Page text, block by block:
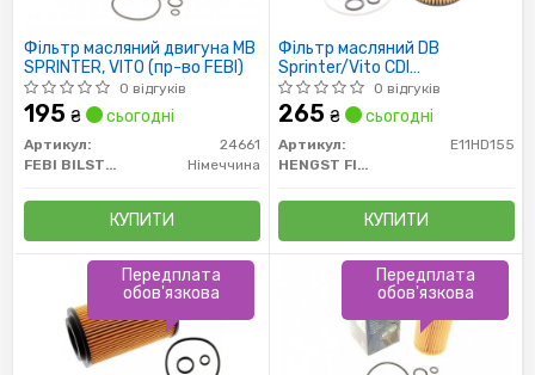
Фільтр масляний двигуна MB
SPRINTER, VITO (пр-во FEBI)
0 відгуків
195 ₴ сьогодні
Артикул:
24661
FEBI BILSTEIN
Німеччина
КУПИТИ
Фільтр масляний DB
Sprinter/Vito CDI
OM611/612/646 (4 резинки)
0 відгуків
265 ₴ сьогодні
Артикул:
E11HD155
HENGST FILTER
КУПИТИ
Передплата
обов'язкова
Передплата
обов'язкова